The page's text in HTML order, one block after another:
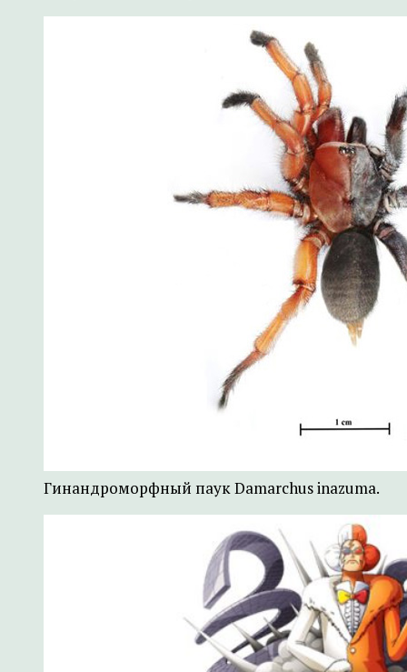
Гинандроморфный паук Damarchus inazuma.